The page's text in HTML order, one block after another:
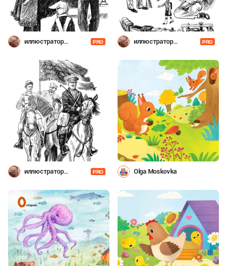
иллюстратор
PRO
иллюстратор
PRO
иллюстратор
PRO Olga Moskovka